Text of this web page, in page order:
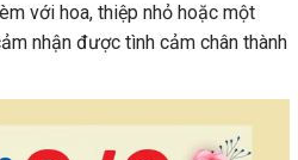
với hoa, thiệp nhỏ hoặc một
nhận được tình cảm chân thành